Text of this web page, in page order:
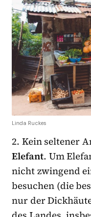
Linda Ruckes
2. Kein seltener
Elefant. Um
nicht zwingend
besuchen (die
nur der